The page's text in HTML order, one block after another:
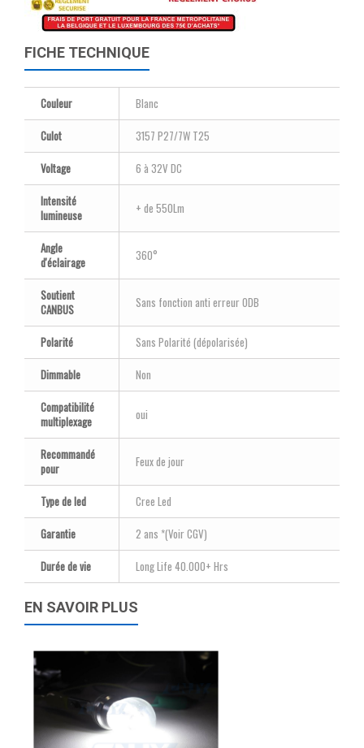
FICHE TECHNIQUE
Couleur
Blanc
Culot
3157 P27/7W T25
Voltage
6 à 32V DC
Intensité
lumineuse
+ de 550Lm
Angle
d'éclairage
360°
Soutient
CANBUS
Sans fonction anti erreur ODB
Polarité
Sans Polarité (dépolarisée)
Dimmable
Non
Compatibilité
multiplexage
oui
Recommandé
pour
Feux de jour
Type de led
Cree Led
Garantie
2 ans *(Voir CGV)
Durée de vie
Long Life 40.000+ Hrs
EN SAVOIR PLUS